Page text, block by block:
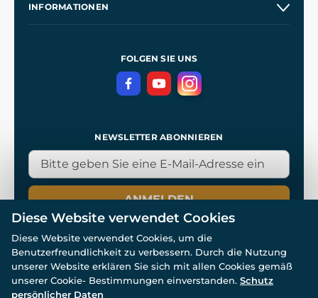
Kontakt
INFORMATIONEN
DatenschutzerklärungFOLGEN SIE UNS
NEWSLETTER ABONNIEREN
ANMELDEN
© Alle Rechte vorbehalten. www.wulflund.de 2007-2026.
Powered by
Diese Website verwendet Cookies
Diese Website verwendet Cookies, um die
Benutzerfreundlichkeit zu verbessern. Durch die Nutzung
unserer Website erklären Sie sich mit allen Cookies gemäß
unserer Cookie- Bestimmungen einverstanden. Schutz
persönlicher Daten